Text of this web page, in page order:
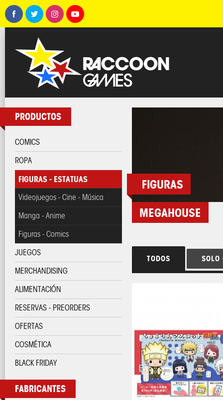
PRODUCTOS
COMICS
ROPA
FIGURAS - ESTATUAS
Videojuegos - Cine - Música
Manga - Anime
Figuras - Comics
JUEGOS
MERCHANDISING
ALIMENTACIÓN
RESERVAS - PREORDERS
OFERTAS
COSMÉTICA
BLACK FRIDAY
FABRICANTES
FIGURAS
MEGAHOUSE
TODOS SOLO